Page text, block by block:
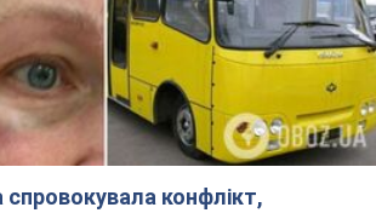
адмінпротокол. Відео
патрульні поліцейські та слідчо-
10,6 т.
у Чернівцях